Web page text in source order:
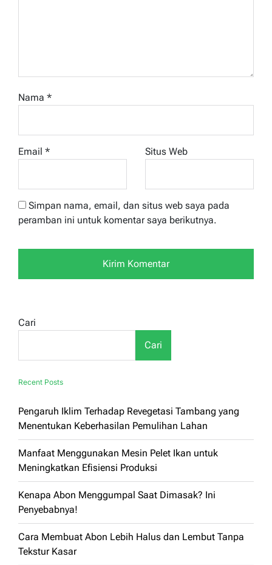
Nama *
Email * Situs Web
Simpan nama, email, dan situs web saya pada
peramban ini untuk komentar saya berikutnya.
Cari
Cari
Recent Posts
Pengaruh Iklim Terhadap Revegetasi Tambang yang
Menentukan Keberhasilan Pemulihan Lahan
Manfaat Menggunakan Mesin Pelet Ikan untuk
Meningkatkan Efisiensi Produksi
Kenapa Abon Menggumpal Saat Dimasak? Ini
Penyebabnya!
Cara Membuat Abon Lebih Halus dan Lembut Tanpa
Tekstur Kasar